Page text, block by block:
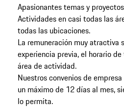
Apasionantes temas y
Actividades en casi todas las
todas las ubicaciones.
La remuneración muy atractiva
experiencia previa, el horario
área de actividad.
Nuestros convenios de
un máximo de 12 días al mes,
lo permita.